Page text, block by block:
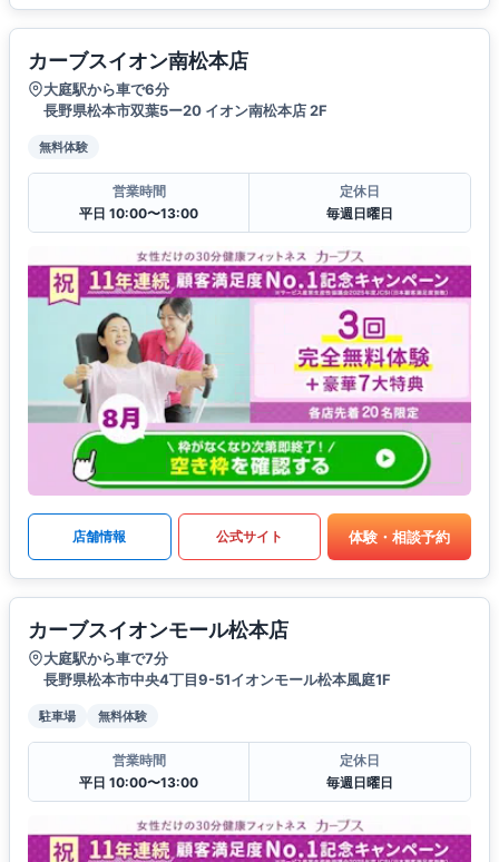
カーブスイオン南松本店
大庭駅から車で6分
長野県松本市双葉5ー20 イオン南松本店 2F
無料体験
営業時間
平日 10:00〜13:00
定休日
毎週日曜日
店舗情報 公式サイト 体験・相談予約
カーブスイオンモール松本店
大庭駅から車で7分
長野県松本市中央4丁目9-51イオンモール松本風庭1F
駐車場 無料体験
営業時間
平日 10:00〜13:00
定休日
毎週日曜日